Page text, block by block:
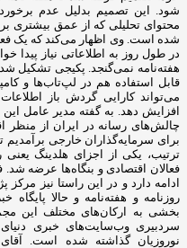
شود. این تصمیم بدلیل عدم
محتوای تحلیلی که از عمق بیشتری
شده است. وی اظهار می‌کند که یک
در طول روز به اطلاعاتی نیاز پیدا
هفته‌نامه نمی‌گنجد. پکیجی تشکیل
قابل استفاده هم در لپ‌تاب‌ها و
می‌تواند کارایی گردش باز
افزایش دهد. به گفته مدیر عامل
چالش‌های رسانه در ایران از منظر
برای سرمایه‌گذاران خارجی برآمدیم
فعالان اقتصادی و بنگاه‌ها عرضه شد.
ادامه دارد و در این راستا نیز
روزنامه و هفته‌نامه و حالا پایگاه
بخشی به ارکان‌های مختلف این
سردبیری وب‌سایت‌های خبری دنیای
نوروزیان گذاشته شده است.